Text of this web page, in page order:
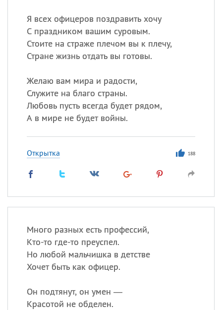
Я всех офицеров поздравить хочу
С праздником вашим суровым.
Стоите на страже плечом вы к плечу,
Стране жизнь отдать вы готовы.
Желаю вам мира и радости,
Служите на благо страны.
Любовь пусть всегда будет рядом,
А в мире не будет войны.
Открытка 188
Много разных есть профессий,
Кто-то где-то преуспел.
Но любой мальчишка в детстве
Хочет быть как офицер.
Он подтянут, он умен —
Красотой не обделен.